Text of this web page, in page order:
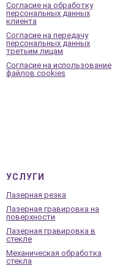
Согласие на обработку
персональных данных
клиента
Согласие на передачу
персональных данных
третьим лицам
Согласие на использование
файлов cookies
УСЛУГИ
Лазерная резка
Лазерная гравировка на
поверхности
Лазерная гравировка в
стекле
Механическая обработка
стекла